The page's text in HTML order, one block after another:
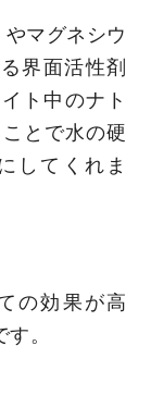
マグネシウ
界面活性剤
ト中のナト
とで水の硬
してくれま
の効果が高
。